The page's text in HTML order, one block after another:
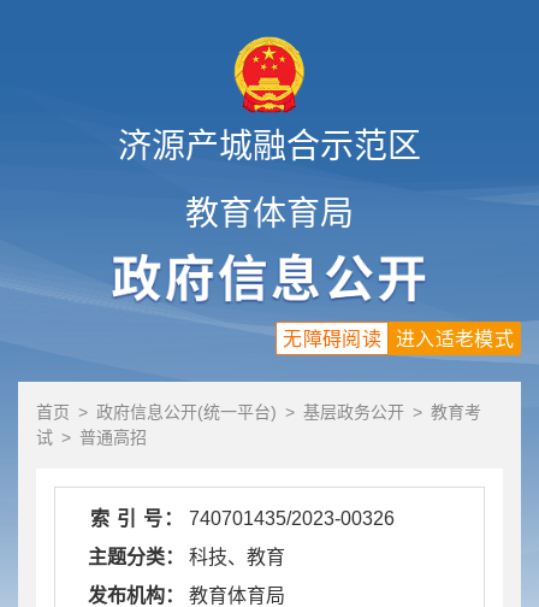
济源产城融合示范区
教育体育局
进入适老模式
无障碍阅读
首页 > 政府信息公开(统一平台) > 基层政务公开 > 教育考
试 > 普通高招
索 引 号：
740701435/2023-00326
主题分类：
科技、教育
发布机构：
教育体育局